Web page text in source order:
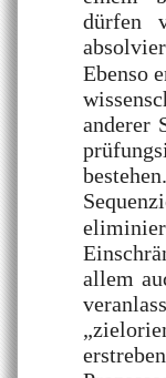
dürfen
Ebenso
anderer
allem